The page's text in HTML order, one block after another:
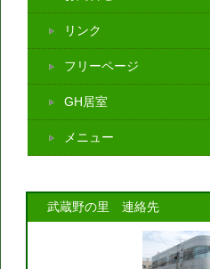
リンク
フリーページ
GH居室
メニュー
武蔵野の里 連絡先